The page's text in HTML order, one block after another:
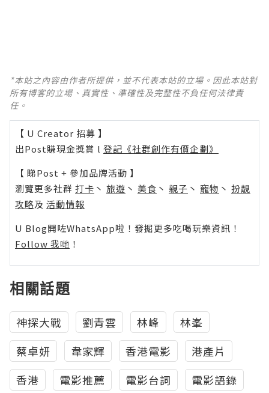
*本站之內容由作者所提供，並不代表本站的立場。因此本站對
所有博客的立場、真實性、準確性及完整性不負任何法律責
任。
【 U Creator 招募 】
出Post賺現金獎賞 l 登記《社群創作有價企劃》
【 睇Post + 參加品牌活動 】
瀏覽更多社群 打卡 丶 旅遊 丶 美食 丶 親子 丶 寵物 丶 扮靚
攻略及 活動情報
U Blog開咗WhatsApp啦！發掘更多吃喝玩樂資訊！
Follow 我哋 ！
相關話題
神探大戰 劉青雲 林峰
林峯
蔡卓妍
韋家輝 香港電影
港產片
香港
電影推薦 電影台詞
電影語錄